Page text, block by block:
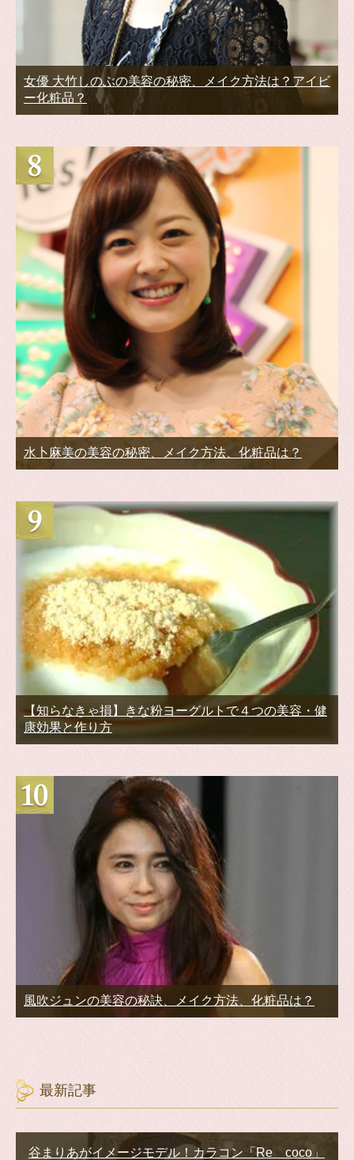
女優 大竹しのぶの美容の秘密、メイク方法は？アイビ
ー化粧品？
水卜麻美の美容の秘密、メイク方法、化粧品は？
【知らなきゃ損】きな粉ヨーグルトで４つの美容・健
康効果と作り方
風吹ジュンの美容の秘訣、メイク方法、化粧品は？
最新記事
谷まりあがイメージモデル！カラコン「Re coco」